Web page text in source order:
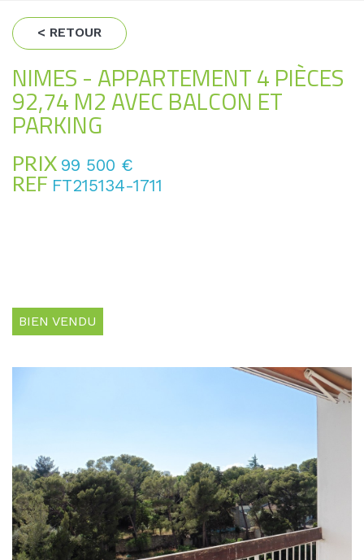
< RETOUR
NIMES - APPARTEMENT 4 PIÈCES
92,74 M2 AVEC BALCON ET
PARKING
PRIX 99 500 €
REF FT215134-1711
BIEN VENDU